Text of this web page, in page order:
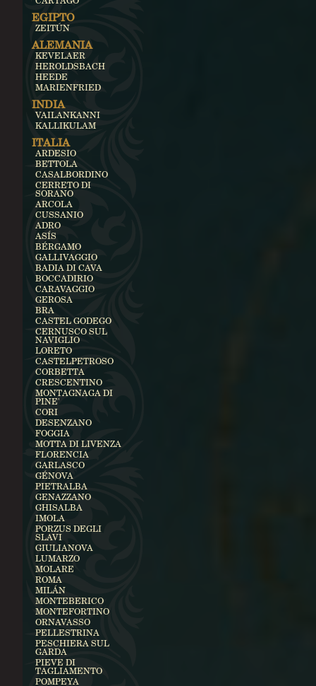
EGIPTO
ZEITÚN
ALEMANIA
KEVELAER
HEROLDSBACH
HEEDE
MARIENFRIED
INDIA
VAILANKANNI
KALLIKULAM
ITALIA
ARDESIO
BETTOLA
CASALBORDINO
CERRETO DI
SORANO
ARCOLA
CUSSANIO
ADRO
ASÍS
BÉRGAMO
GALLIVAGGIO
BADIA DI CAVA
BOCCADIRIO
CARAVAGGIO
GEROSA
BRA
CASTEL GODEGO
CERNUSCO SUL
NAVIGLIO
LORETO
CASTELPETROSO
CORBETTA
CRESCENTINO
MONTAGNAGA DI
PINE'
CORI
DESENZANO
FOGGIA
MOTTA DI LIVENZA
FLORENCIA
GARLASCO
GÉNOVA
PIETRALBA
GENAZZANO
GHISALBA
IMOLA
PORZUS DEGLI
SLAVI
GIULIANOVA
LUMARZO
MOLARE
ROMA
MILÁN
MONTEBERICO
MONTEFORTINO
ORNAVASSO
PELLESTRINA
PESCHIERA SUL
GARDA
PIEVE DI
TAGLIAMENTO
POMPEYA